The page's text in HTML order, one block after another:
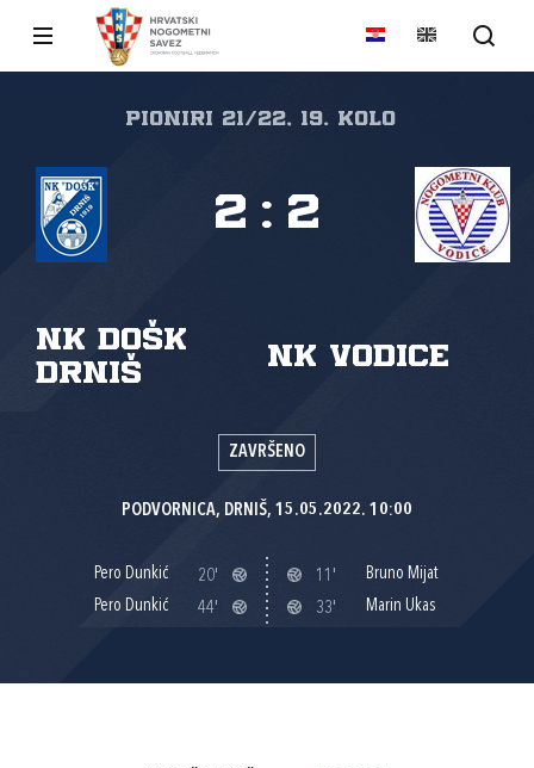
PIONIRI 21/22, 19. kolo
NK DOŠK
Drniš
NK Vodice
2 : 2
ZAVRŠENO
PODVORNICA, DRNIŠ, 15.05.2022. 10:00
Pero Dunkić
20'
Pero Dunkić
44'
11'
Bruno Mijat
33'
Marin Ukas